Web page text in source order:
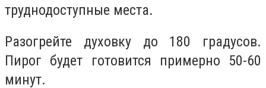
труднодоступные места.
Разогрейте духовку до 180 градусов.
Пирог будет готовится примерно 50-60
минут.